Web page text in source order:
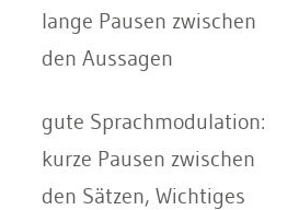
lange Pausen zwischen
den Aussagen
gute Sprachmodulation:
kurze Pausen zwischen
den Sätzen, Wichtiges